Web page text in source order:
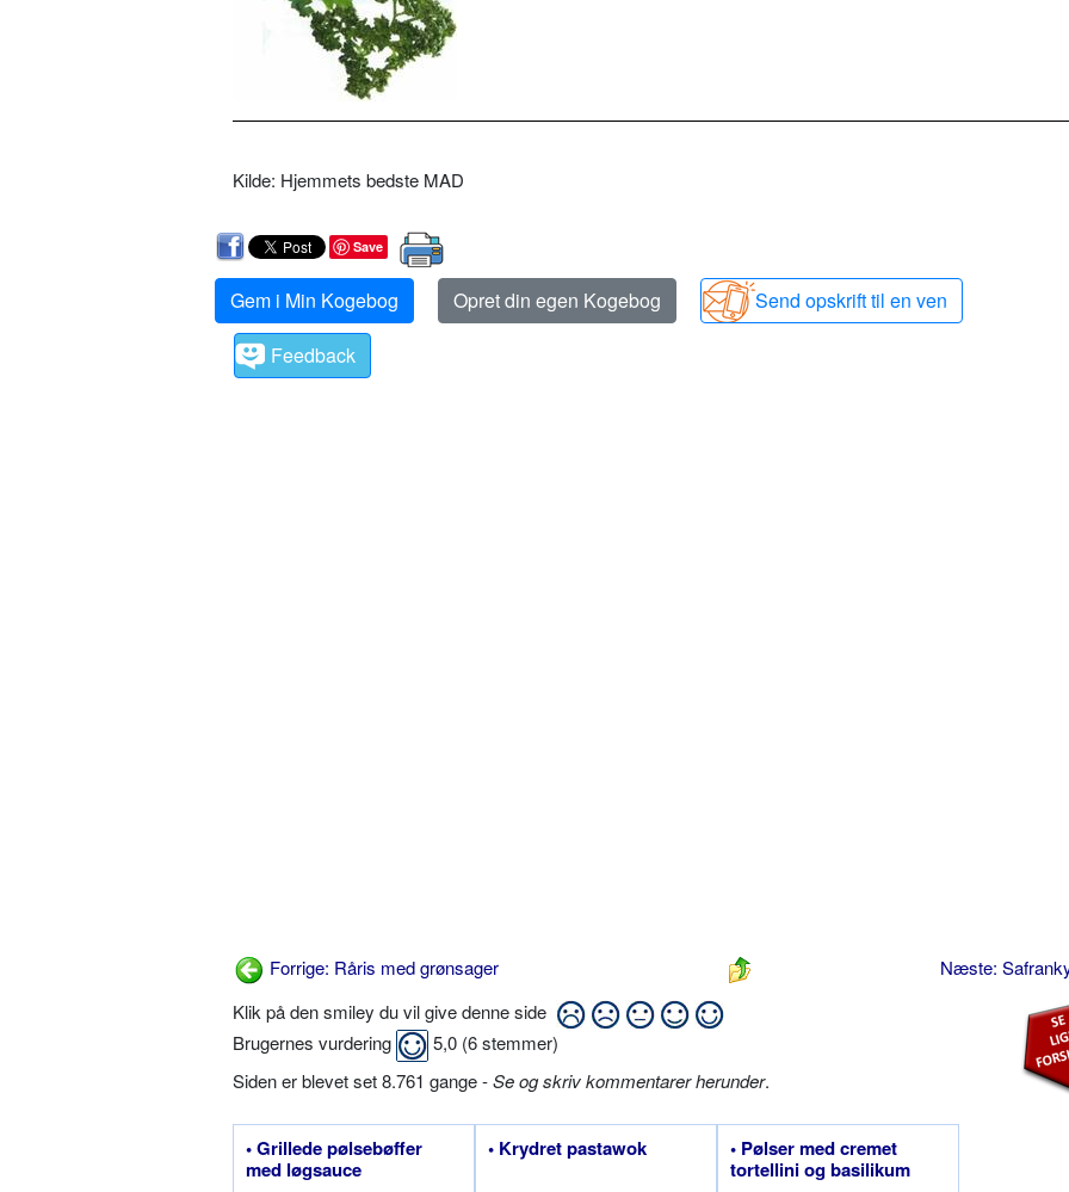
Kilde: Hjemmets bedste MAD
Save
Gem i Min Kogebog Opret din egen Kogebog
Send opskrift til en ven
Feedback
Forrige: Råris med grønsager
Næste:
Klik på den smiley du vil give denne side
Brugernes vurdering
5,0 (6stemmer)
Siden er blevet set 8.761 gange -Se og skriv kommentarer herunder.
• Grillede pølsebøffer
med løgsauce
• Krydret pastawok
• Pølser med cremet
tortellini og basilikum